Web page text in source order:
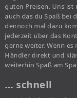
guten Preisen. Uns
auch das du Spaß bei
dennoch mal dazu
jederzeit über das
gerne weiter. Wenn
Händler direkt und
weiterhin Spaß am
… schnell